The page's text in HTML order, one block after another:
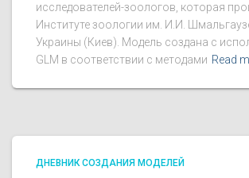
исследователей-зоологов, которая
Институте зоологии им. И.И.
Украины (Киев). Модель создана с
GLM в соответствии с методами Read
ДНЕВНИК СОЗДАНИЯ МОДЕЛЕЙ